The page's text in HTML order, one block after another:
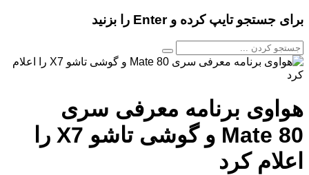
برای جستجو تایپ کرده و Enter را بزنید
هواوی برنامه معرفی سری
Mate 80 و گوشی تاشو X7 را
اعلام کرد